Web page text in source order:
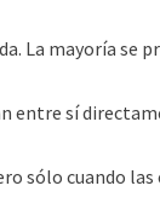
La mayoría se
entre sí
sólo cuando